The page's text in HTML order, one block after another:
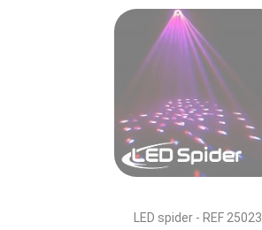
LED spider - REF 25023